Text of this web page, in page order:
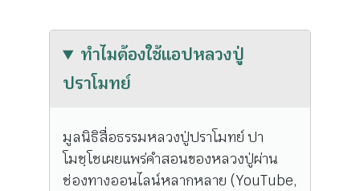
ทำไมต้องใช้แอปหลวงปู่
ปราโมทย์
มูลนิธิสื่อธรรมหลวงปู่ปราโมทย์ ปา
โมชฺโชเผยแพร่คำสอนของหลวงปู่ผ่าน
ช่องทางออนไลน์หลากหลาย (YouTube,